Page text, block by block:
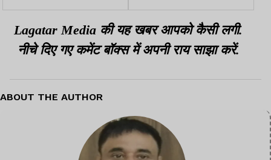
साइट विजिट, काम में तेजी लाने
के निर्देश
से चल रहा फरार
Lagatar Media की यह खबर आपको कैसी लगी.
नीचे दिए गए कमेंट बॉक्स में अपनी राय साझा करें.
ABOUT THE AUTHOR